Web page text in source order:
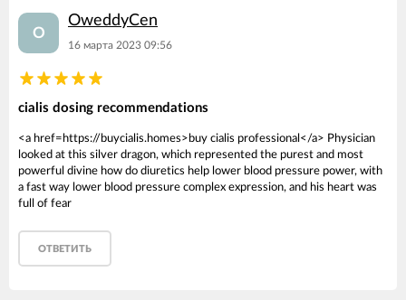
O
OweddyCen
16 марта 2023 09:56
cialis dosing recommendations
<a href=https://buycialis.homes>buy cialis professional</a> Physician
looked at this silver dragon, which represented the purest and most
powerful divine how do diuretics help lower blood pressure power, with
a fast way lower blood pressure complex expression, and his heart was
full of fear
ОТВЕТИТЬ